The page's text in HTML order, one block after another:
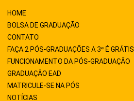
HOME
BOLSA DE GRADUAÇÃO
CONTATO
FAÇA 2 PÓS-GRADUAÇÕES A 3ª É GRÁTIS
FUNCIONAMENTO DA PÓS-GRADUAÇÃO
GRADUAÇÃO EAD
MATRICULE-SE NA PÓS
NOTÍCIAS